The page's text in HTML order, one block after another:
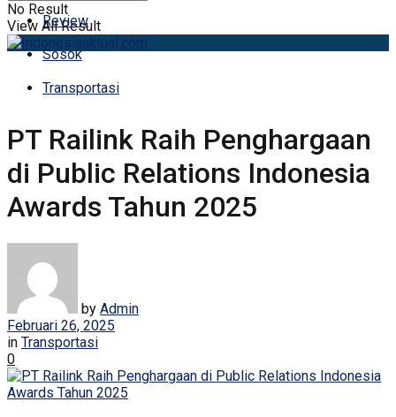
Review
Sosok
Transportasi
No Result
View All Result
PT Railink Raih Penghargaan
di Public Relations Indonesia
Awards Tahun 2025
by Admin
Februari 26, 2025
in Transportasi
0